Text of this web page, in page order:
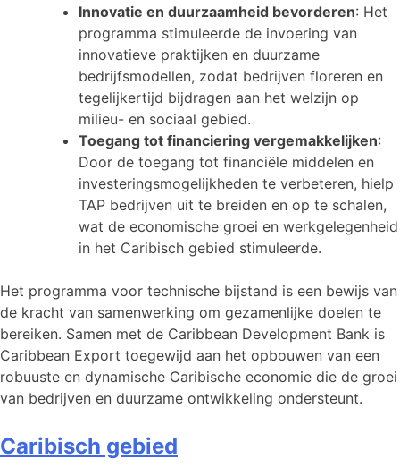
Innovatie en duurzaamheid bevorderen: Het
programma stimuleerde de invoering van
innovatieve praktijken en duurzame
bedrijfsmodellen, zodat bedrijven floreren en
tegelijkertijd bijdragen aan het welzijn op
milieu- en sociaal gebied.
Toegang tot financiering vergemakkelijken:
Door de toegang tot financiële middelen en
investeringsmogelijkheden te verbeteren, hielp
TAP bedrijven uit te breiden en op te schalen,
wat de economische groei en werkgelegenheid
in het Caribisch gebied stimuleerde.
Het programma voor technische bijstand is een bewijs van
de kracht van samenwerking om gezamenlijke doelen te
bereiken. Samen met de Caribbean Development Bank is
Caribbean Export toegewijd aan het opbouwen van een
robuuste en dynamische Caribische economie die de groei
van bedrijven en duurzame ontwikkeling ondersteunt.
Caribisch gebied